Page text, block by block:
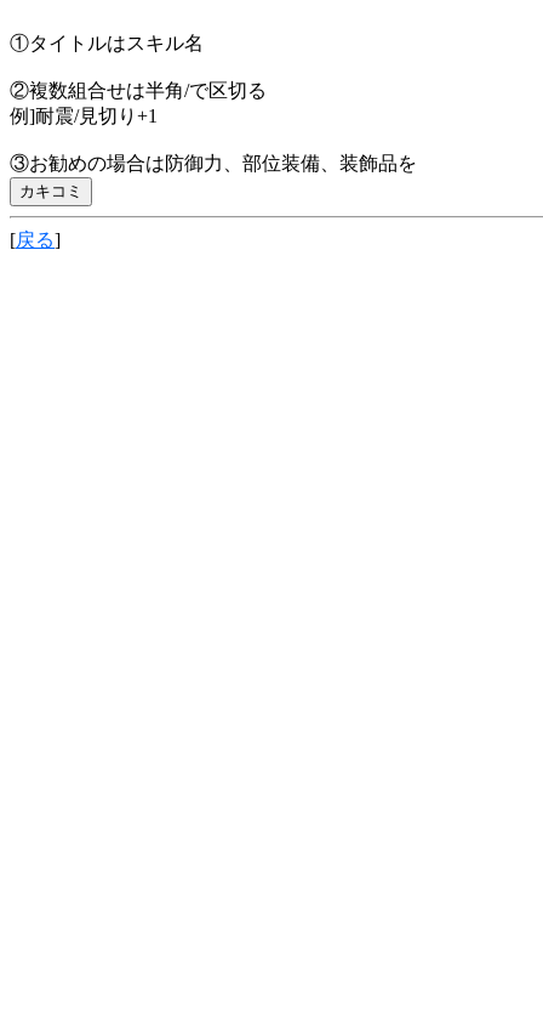
①タイトルはスキル名
②複数組合せは半角/で区切る
例]耐震/見切り+1
③お勧めの場合は防御力、部位装備、装飾品を
[戻る]